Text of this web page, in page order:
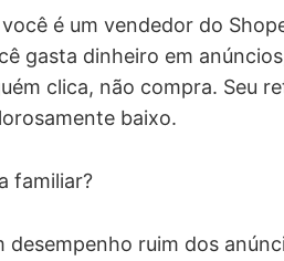
você é um vendedor do
gasta dinheiro em
clica, não compra. Seu
baixo.
familiar?
desempenho ruim dos